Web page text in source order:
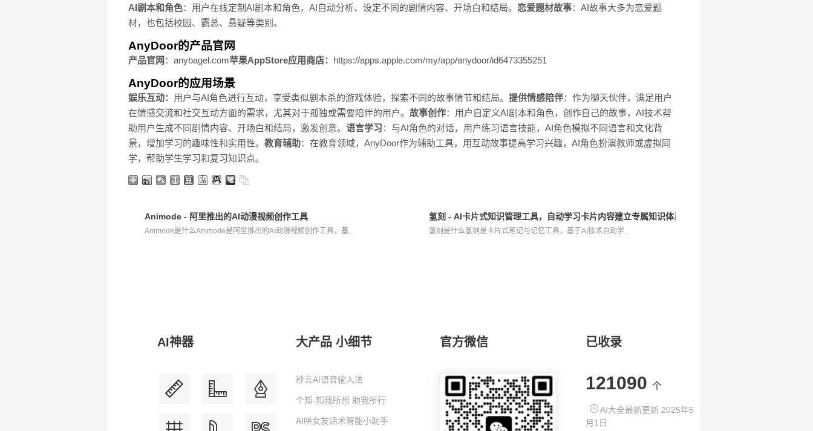
AI剧本和角色：用户在线定制AI剧本和角色，AI自动分析、设定不同的剧情内容、开场白和结局。 恋爱题材故事：AI故事大多为恋爱题
材，也包括校园、霸总、悬疑等类别。
AnyDoor的产品官网
产品官网 ：anybagel.com苹果AppStore应用商店： https://apps.apple.com/my/app/anydoor/id6473355251
AnyDoor的应用场景
娱乐互动： 用户与AI角色进行互动，享受类似剧本杀的游戏体验，探索不同的故事情节和结局。 提供情感陪伴：作为聊天伙伴，满足用户
在情感交流和社交互动方面的需求，尤其对于孤独或需要陪伴的用户。 故事创作：用户自定义AI剧本和角色，创作自己的故事，AI技术帮
助用户生成不同剧情内容、开场白和结局，激发创意。 语言学习：与AI角色的对话，用户练习语言技能，AI角色模拟不同语言和文化背
景，增加学习的趣味性和实用性。 教育辅助：在教育领域，AnyDoor作为辅助工具，用互动故事提高学习兴趣，AI角色扮演教师或虚拟同
学，帮助学生学习和复习知识点。
Animode - 阿里推出的AI动漫视频创作工具
Animode是什么Animode是阿里推出的AI动漫视频创作工具，基...
氢刻 - AI卡片式知识管理工具，自动学习卡片内容建立专属知识体系
氢刻是什么氢刻是卡片式笔记与记忆工具，基于AI技术自动学...
AI神器 大产品 小细节
秒言AI语音输入法
个知-知我所想 助我所行
AI哄女友话术智能小助手
官方微信 已收录
121090 个
AI大全最新更新 2025年5
月1日